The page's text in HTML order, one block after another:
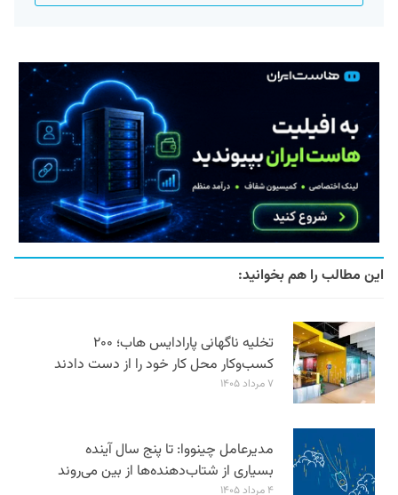
این مطالب را هم بخوانید:
تخلیه ناگهانی پارادایس هاب؛ ۲۰۰
کسب‌وکار محل کار خود را از دست دادند
۷ مرداد ۱۴۰۵
مدیرعامل چینووا: تا پنج سال آینده
بسیاری از شتاب‌دهنده‌ها از بین می‌روند
۴ مرداد ۱۴۰۵